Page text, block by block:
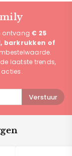
ontvang € 25
barkrukken of
laatste trends,
Verstuur